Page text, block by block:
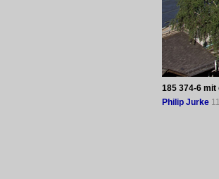
185 374-6
Philip Jurke